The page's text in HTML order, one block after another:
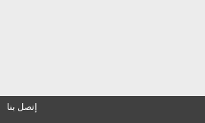
إتصل بنا